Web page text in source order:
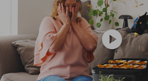
play_circle